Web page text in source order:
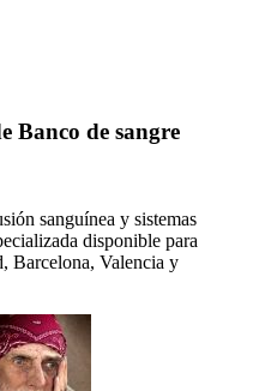
Banco de sangre
sanguínea y sistemas
disponible para
Barcelona, Valencia y